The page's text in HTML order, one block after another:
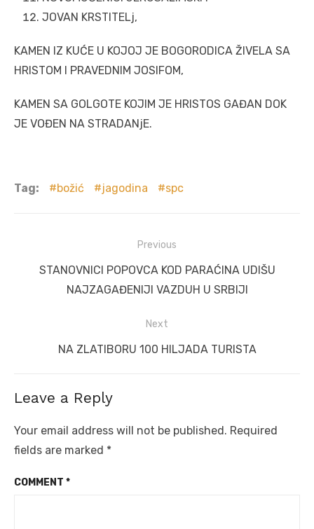
JOVAN KRSTITELj,
KAMEN IZ KUĆE U KOJOJ JE BOGORODICA ŽIVELA SA
HRISTOM I PRAVEDNIM JOSIFOM,
KAMEN SA GOLGOTE KOJIM JE HRISTOS GAĐAN DOK
JE VOĐEN NA STRADANjE.
Tag: božić jagodina spc
navigation
Previous
Previous
STANOVNICI POPOVCA KOD PARAĆINA UDIŠU
NAJZAGAĐENIJI VAZDUH U SRBIJI
Next
Next
NA ZLATIBORU 100 HILJADA TURISTA
Leave a Reply
Your email address will not be published. Required
fields are marked *
COMMENT *